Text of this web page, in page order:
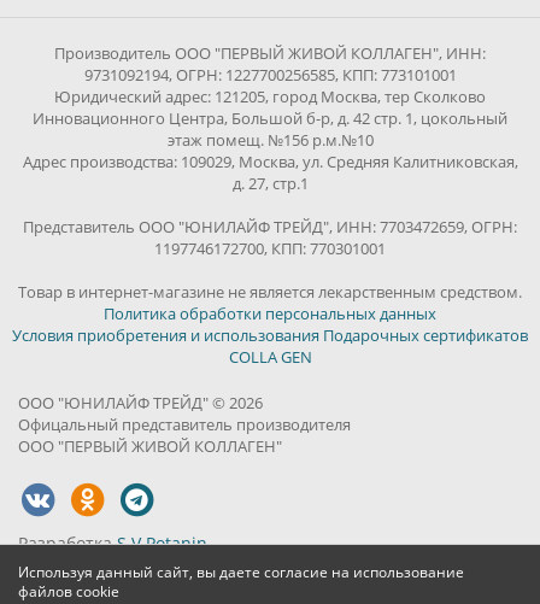
Используя данный сайт, вы даете согласие на использование
файлов cookie
Производитель ООО "ПЕРВЫЙ ЖИВОЙ КОЛЛАГЕН", ИНН:
9731092194, ОГРН: 1227700256585, КПП: 773101001
Юридический адрес: 121205, город Москва, тер Сколково
Инновационного Центра, Большой б-р, д. 42 стр. 1, цокольный
этаж помещ. №156 р.м.№10
Адрес производства: 109029, Москва, ул. Средняя Калитниковская,
д. 27, стр.1
Представитель ООО "ЮНИЛАЙФ ТРЕЙД", ИНН: 7703472659, ОГРН:
1197746172700, КПП: 770301001
Товар в интернет-магазине не является лекарственным средством.
Политика обработки персональных данных
Условия приобретения и использования Подарочных сертификатов
COLLA GEN
ООО "ЮНИЛАЙФ ТРЕЙД" © 2026
Офицальный представитель производителя
ООО "ПЕРВЫЙ ЖИВОЙ КОЛЛАГЕН"
РазработкаS.V.Potanin